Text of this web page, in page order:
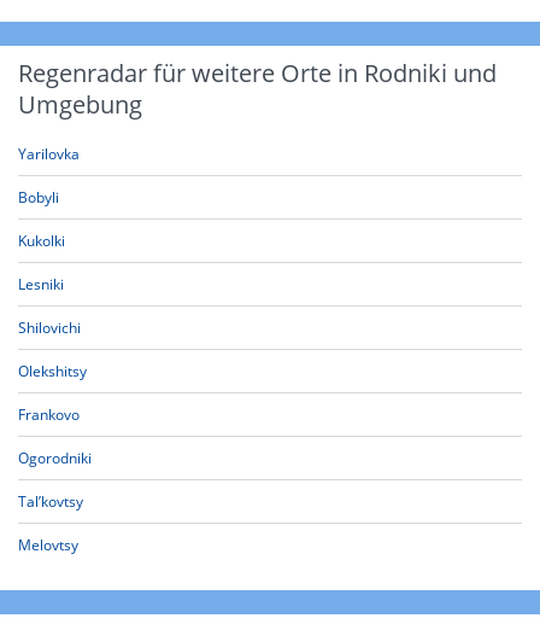
Regenradar für weitere Orte in Rodniki und
Umgebung
Yarilovka
Bobyli
Kukolki
Lesniki
Shilovichi
Olekshitsy
Frankovo
Ogorodniki
Tal’kovtsy
Melovtsy